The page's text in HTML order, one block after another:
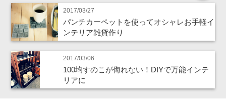
2017/03/27
パンチカーペットを使ってオシャレお手軽イ
ンテリア雑貨作り
2017/03/06
100均すのこが侮れない！DIYで万能インテ
リアに